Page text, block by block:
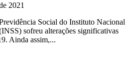
2021
Social do Instituto Nacional
sofreu alterações significativas
Ainda assim,...